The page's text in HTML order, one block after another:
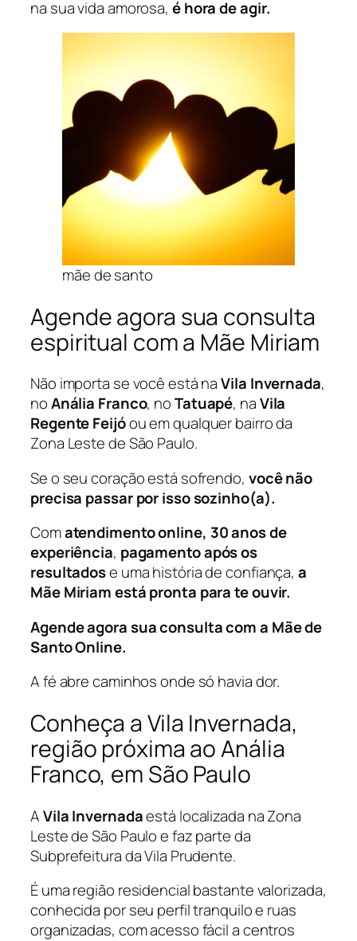
na sua vida amorosa, é hora de agir.
mãe de santo
Agende agora sua consulta
espiritual com a Mãe Miriam
Não importa se você está naVila Invernada,
noAnália Franco, noTatuapé, naVila
Regente Feijóou em qualquer bairro da
Zona Leste de São Paulo.
Se o seu coração está sofrendo, você não
precisa passar por isso sozinho(a).
Comatendimento online, 30 anos de
experiência, pagamento após os
resultadose uma história de confiança,a
Mãe Miriam está pronta para te ouvir.
Agende agora sua consulta com a Mãe de
Santo Online.
A fé abre caminhos onde só havia dor.
Conheça a Vila Invernada,
região próxima ao Anália
Franco, em São Paulo
AVila Invernadaestá localizada na Zona
Leste de São Paulo e faz parte da
Subprefeitura da Vila Prudente.
É uma região residencial bastante valorizada,
conhecida por seu perfil tranquilo e ruas
organizadas, com acesso fácil a centros